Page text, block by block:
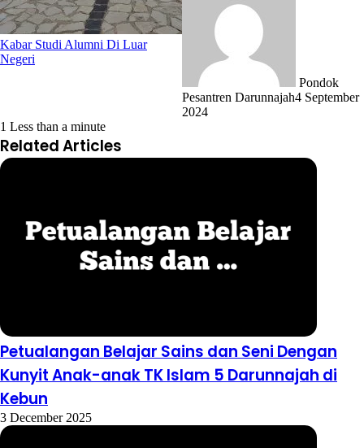
Kabar Studi Alumni Di Luar
Negeri
Pondok
Pesantren Darunnajah4 September
2024
1 Less than a minute
Related Articles
Petualangan Belajar Sains dan Seni Dengan
Kunyit Anak-anak TK Islam 5 Darunnajah di
Kebun
3 December 2025